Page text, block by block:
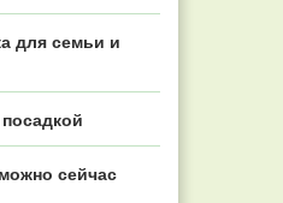
для семьи и
сейчас